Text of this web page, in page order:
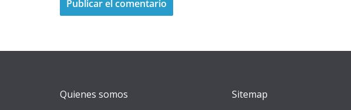
r
Quienes somos Sitemap